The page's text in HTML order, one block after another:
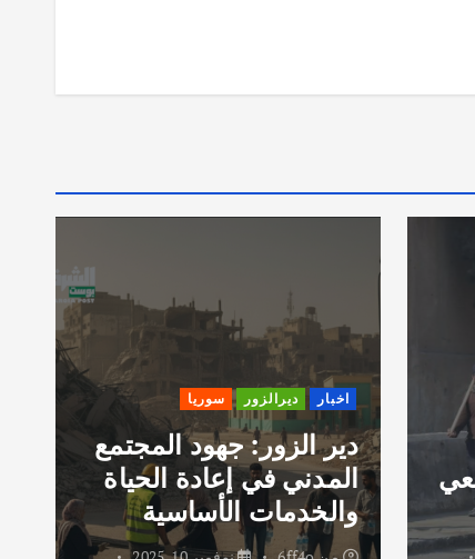
اخبار ديرالزور سوريا
دير الزور: جهود المجتمع
المدني في إعادة الحياة
والخدمات الأساسية